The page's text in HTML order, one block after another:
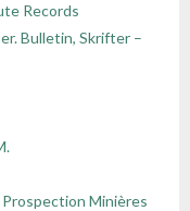
Jurassic
Records
Bulletin, Skrifter –
Minières